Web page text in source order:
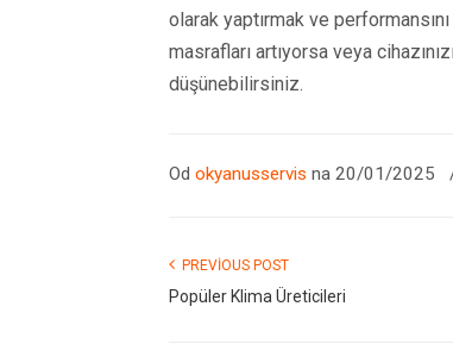
olarak yaptırmak ve
masrafları artıyorsa veya
düşünebilirsiniz.
Od okyanusservis na 20/01/2025
PREVIOUS POST
Popüler Klima Üreticileri